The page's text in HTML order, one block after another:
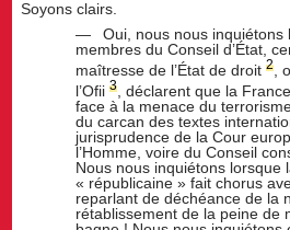
Soyons clairs.
Oui, nous nous inquiétons
membres du Conseil d’État,
maîtresse de l’État de droit2
,
l’Ofii3
, déclarent que la
face à la menace du
du carcan des textes
jurisprudence de la Cour
l’Homme, voire du Conseil
Nous nous inquiétons lorsque
« républicaine » fait chorus
reparlant de déchéance de la
rétablissement de la peine de